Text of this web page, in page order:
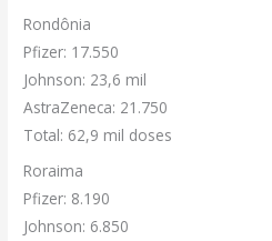
Rondônia
Pfizer: 17.550
Johnson: 23,6 mil
AstraZeneca: 21.750
Total: 62,9 mil doses
Roraima
Pfizer: 8.190
Johnson: 6.850